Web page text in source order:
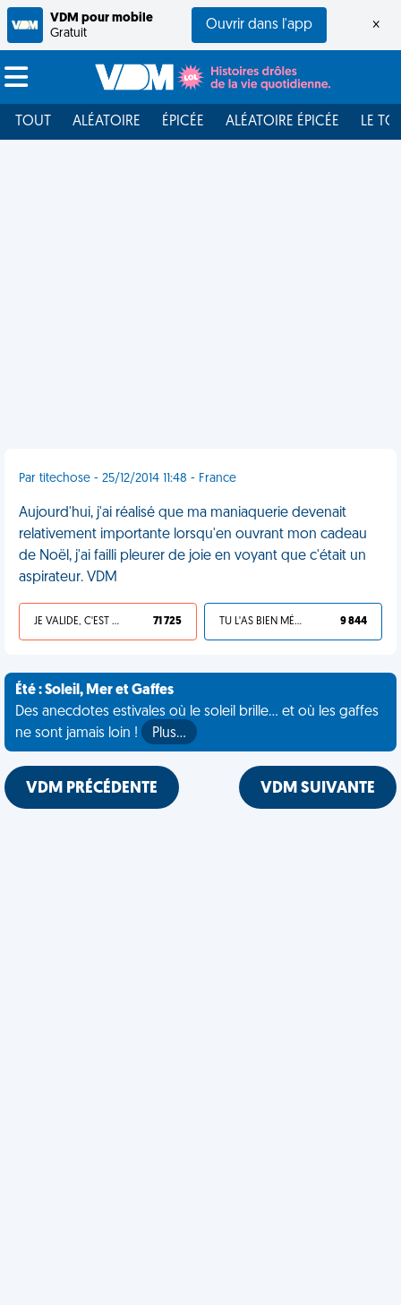
VDM pour mobile
Gratuit
Ouvrir dans l'app ×
TOUT ALÉATOIRE ÉPICÉE ALÉATOIRE ÉPICÉE LE
Par titechose - 25/12/2014 11:48 - France
Aujourd'hui, j'ai réalisé que ma maniaquerie devenait
relativement importante lorsqu'en ouvrant mon cadeau
de Noël, j'ai failli pleurer de joie en voyant que c'était un
aspirateur. VDM
JE VALIDE, C'EST UNE VDM 71 725 TU L'AS BIEN MÉRITÉ 9 844
Été : Soleil, Mer et Gaffes
Des anecdotes estivales où le soleil brille... et où les gaffes
ne sont jamais loin !
Plus…
VDM PRÉCÉDENTE VDM SUIVANTE